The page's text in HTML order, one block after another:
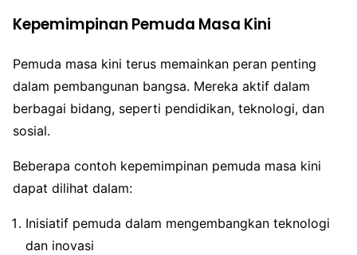
Kepemimpinan Pemuda Masa Kini
Pemuda masa kini terus memainkan peran penting
dalam pembangunan bangsa. Mereka aktif dalam
berbagai bidang, seperti pendidikan, teknologi, dan
sosial.
Beberapa contoh kepemimpinan pemuda masa kini
dapat dilihat dalam:
Inisiatif pemuda dalam mengembangkan teknologi
dan inovasi